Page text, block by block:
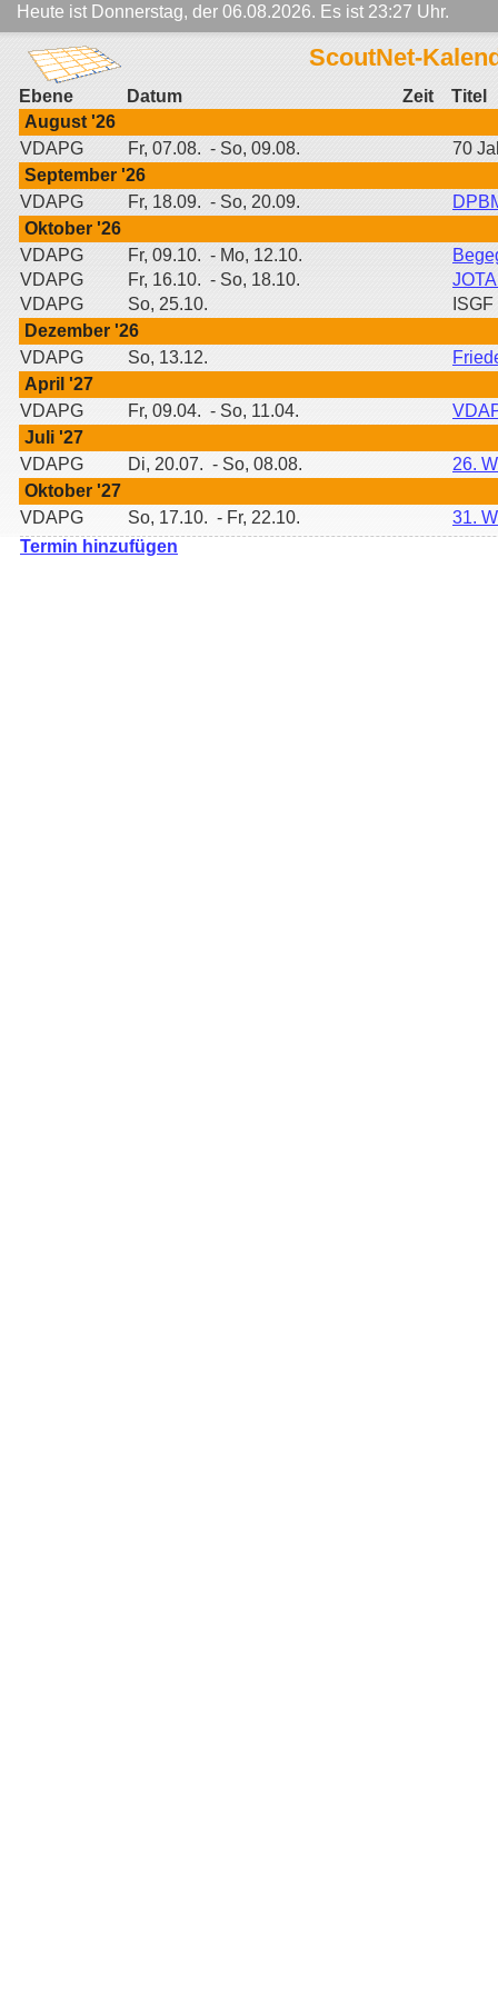
Heute ist Donnerstag, der 06.08.2026. Es ist 23:27 Uhr.
ScoutNet-
Ebene Datum Zeit
Titel
August '26
VDAPG
Fr, 07.08. - So, 09.08.
70
September '26
VDAPG
Fr, 18.09. - So, 20.09.
Oktober '26
VDAPG
Fr, 09.10. - Mo, 12.10.
VDAPG
Fr, 16.10. - So, 18.10.
VDAPG
So, 25.10.
Dezember '26
VDAPG
So, 13.12.
April '27
VDAPG
Fr, 09.04. - So, 11.04.
Juli '27
VDAPG
Di, 20.07. - So, 08.08.
26.
Oktober '27
VDAPG
So, 17.10. - Fr, 22.10.
31.
Termin hinzufügen